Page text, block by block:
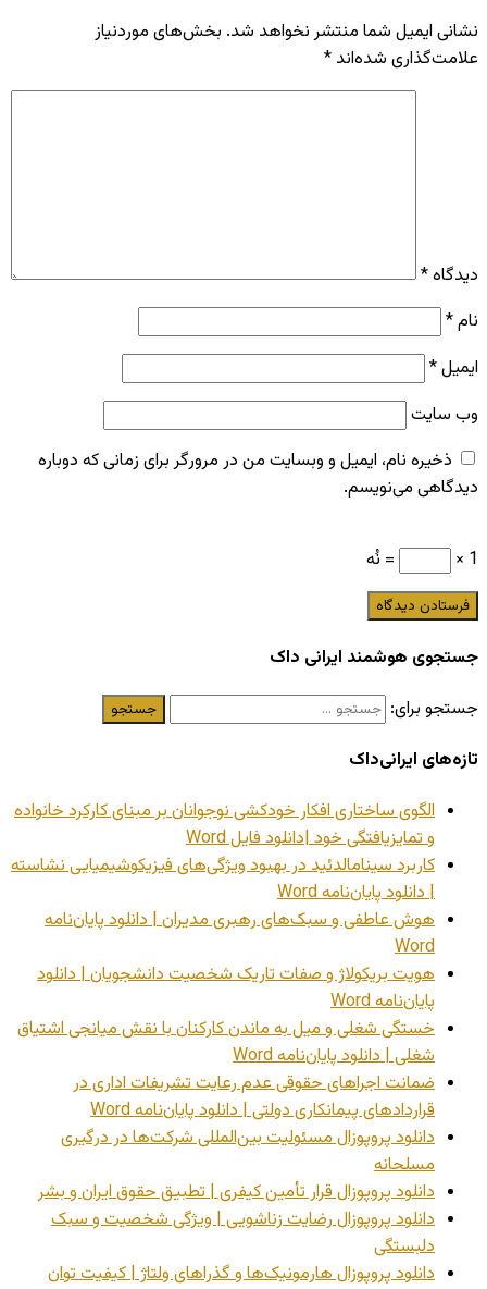
ایمیل شما منتشر نخواهد شد. بخش‌های موردنیاز
شده‌اند*
*
*
نام، ایمیل و وبسایت من در مرورگر برای زمانی که دوباره
می‌نویسم.
هوشمند ایرانی داک
برای:
ایرانی‌داک
الگوی ساختاری افکار خودکشی نوجوانان بر مبنای کارکرد خانواده
و تمایزیافتگی خود |دانلود فایل Word
کاربرد سینامالدئید در بهبود ویژگی‌های فیزیکوشیمیایی نشاسته
| دانلود پایان‌نامه Word
هوش عاطفی و سبک‌های رهبری مدیران | دانلود پایان‌نامه
Word
هویت بریکولاژ و صفات تاریک شخصیت دانشجویان | دانلود
پایان‌نامه Word
خستگی شغلی و میل به ماندن کارکنان با نقش میانجی اشتیاق
شغلی | دانلود پایان‌نامه Word
ضمانت اجراهای حقوقی عدم رعایت تشریفات اداری در
قراردادهای پیمانکاری دولتی | دانلود پایان‌نامه Word
دانلود پروپوزال مسئولیت بین‌المللی شرکت‌ها در درگیری
مسلحانه
دانلود پروپوزال قرار تأمین کیفری | تطبیق حقوق ایران و بشر
دانلود پروپوزال رضایت زناشویی | ویژگی شخصیت و سبک
دلبستگی
دانلود پروپوزال هارمونیک‌ها و گذراهای ولتاژ | کیفیت توان